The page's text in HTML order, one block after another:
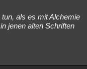
als es mit Alchemie
jenen alten Schriften